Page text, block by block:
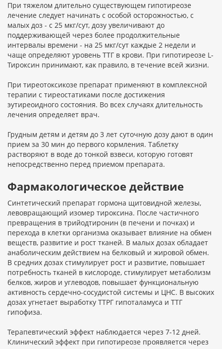
При тяжелом длительно существующем гипотиреозе
лечение следует начинать с особой осторожностью, с
малых доз - с 25 мкг/сут, дозу увеличивают до
поддерживающей через более продолжительные
интервалы времени - на 25 мкг/сут каждые 2 недели и
чаще определяют уровень ТТГ в крови. При гипотиреозе L-
Тироксин принимают, как правило, в течение всей жизни.
При тиреотоксикозе препарат применяют в комплексной
терапии с тиреостатиками после достижения
эутиреоидного состояния. Во всех случаях длительность
лечения определяет врач.
Грудным детям и детям до 3 лет суточную дозу дают в один
прием за 30 мин до первого кормления. Таблетку
растворяют в воде до тонкой взвеси, которую готовят
непосредственно перед приемом препарата.
Фармакологическое действие
Синтетический препарат гормона щитовидной железы,
левовращающий изомер тироксина. После частичного
превращения в трийодтиронин (в печени и почках) и
перехода в клетки организма оказывает влияние на обмен
веществ, развитие и рост тканей. В малых дозах обладает
анаболическим действием на белковый и жировой обмен.
В средних дозах стимулирует рост и развитие, повышает
потребность тканей в кислороде, стимулирует метаболизм
белков, жиров и углеводов, повышает функциональную
активность сердечно-сосудистой системы и ЦНС. В высоких
дозах угнетает выработку ТТРГ гипоталамуса и ТТГ
гипофиза.
Терапевтический эффект наблюдается через 7-12 дней.
Клинический эффект при гипотиреозе проявляется через